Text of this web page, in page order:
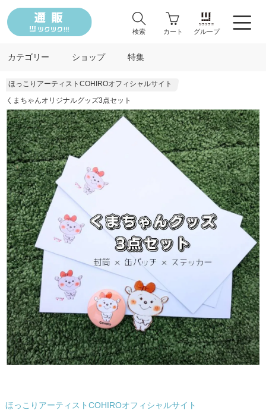
検索 カート グループ
カテゴリー ショップ 特集
ほっこりアーティストCOHIROオフィシャルサイト
くまちゃんオリジナルグッズ3点セット
ほっこりアーティストCOHIROオフィシャルサイト